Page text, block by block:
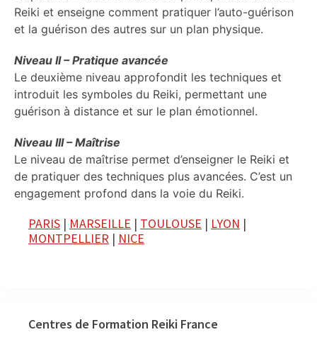
Reiki et enseigne comment pratiquer l’auto-guérison
et la guérison des autres sur un plan physique.
Niveau II – Pratique avancée
Le deuxième niveau approfondit les techniques et
introduit les symboles du Reiki, permettant une
guérison à distance et sur le plan émotionnel.
Niveau III – Maîtrise
Le niveau de maîtrise permet d’enseigner le Reiki et
de pratiquer des techniques plus avancées. C’est un
engagement profond dans la voie du Reiki.
PARIS | MARSEILLE | TOULOUSE | LYON |
MONTPELLIER | NICE
Centres de Formation Reiki France